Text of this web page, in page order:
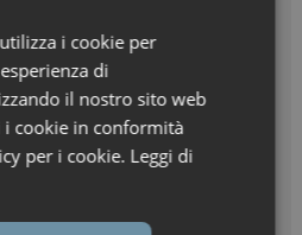
i cookie per
di
il nostro sito web
cookie in conformità
per i cookie. Leggi di